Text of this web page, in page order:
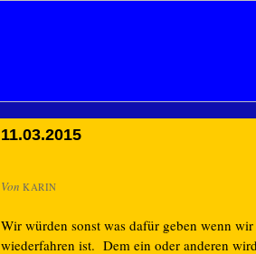
11.03.2015
Von KARIN
Wir würden sonst was dafür geben wenn
wiederfahren ist. Dem ein oder anderen